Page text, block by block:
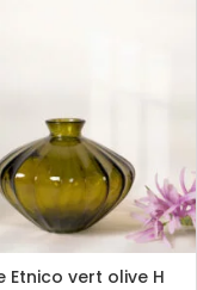
Etnico vert olive H